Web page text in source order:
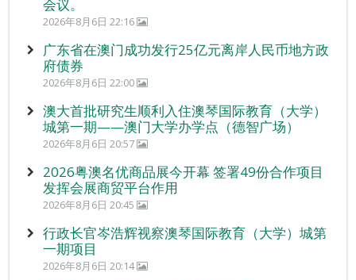
会议。
2026年8月6日 22:16
广东省在澳门成功发行25亿元离岸人民币地方政
府债券
2026年8月6日 22:00
澳大首批研究生顺利入住澳琴国际教育（大学）
城第一期——澳门大学办学点（德智广场）
2026年8月6日 20:57
2026粤澳名优商品展今开幕 签署49份合作项目
发挥会展商贸平台作用
2026年8月6日 20:45
行政长官岑浩辉视察澳琴国际教育（大学）城第
一期项目
2026年8月6日 20:14